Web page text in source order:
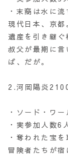
・末裔は水に流
現代日本、京
遺産を引き継ぐ
叔父が最期に
ば、だが。
2.河岡陽炎
・ソード・ワ
・実参加人数6
・奪われた宝
冒険者たちが